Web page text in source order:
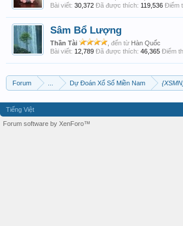
Bài viết: 30,372 Đã được thích: 119,536 Điểm
Sâm Bổ Lượng
Thần Tài đến từ Hàn Quốc
Bài viết: 12,789 Đã được thích: 46,365 Điểm
Forum Dự Đoán Xổ Số Miền Nam
Tiếng Việt
Forum software by XenForo™